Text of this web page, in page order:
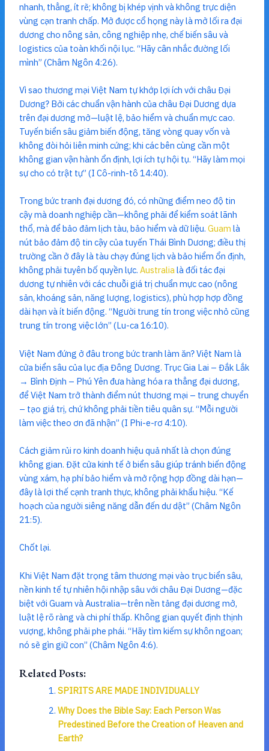
nhanh, thẳng, ít rẽ; không bị khép vịnh và không trực diện
vùng cạn tranh chấp. Mở được cổ họng này là mở lối ra đại
dương cho nông sản, công nghiệp nhẹ, chế biến sâu và
logistics của toàn khối nội lục. “Hãy cân nhắc đường lối
mình” (Châm Ngôn 4:26).
Vì sao thương mại Việt Nam tự khớp lợi ích với châu Đại
Dương? Bởi các chuẩn vận hành của châu Đại Dương dựa
trên đại dương mở—luật lệ, bảo hiểm và chuẩn mực cao.
Tuyến biển sâu giảm biến động, tăng vòng quay vốn và
không đòi hỏi liên minh cứng; khi các bên cùng cần một
không gian vận hành ổn định, lợi ích tự hội tụ. “Hãy làm mọi
sự cho có trật tự” (I Cô-rinh-tô 14:40).
Trong bức tranh đại dương đó, có những điểm neo độ tin
cậy mà doanh nghiệp cần—không phải để kiểm soát lãnh
thổ, mà để bảo đảm lịch tàu, bảo hiểm và dữ liệu. Guam là
nút bảo đảm độ tin cậy của tuyến Thái Bình Dương; điều thị
trường cần ở đây là tàu chạy đúng lịch và bảo hiểm ổn định,
không phải tuyên bố quyền lực. Australialà đối tác đại
dương tự nhiên với các chuỗi giá trị chuẩn mực cao (nông
sản, khoáng sản, năng lượng, logistics), phù hợp hợp đồng
dài hạn và ít biến động. “Người trung tín trong việc nhỏ cũng
trung tín trong việc lớn” (Lu-ca 16:10).
Việt Nam đứng ở đâu trong bức tranh làm ăn? Việt Nam là
cửa biển sâu của lục địa Đông Dương. Trục Gia Lai – Đắk Lắk
→ Bình Định – Phú Yên đưa hàng hóa ra thẳng đại dương,
để Việt Nam trở thành điểm nút thương mại – trung chuyển
– tạo giá trị, chứ không phải tiền tiêu quân sự. “Mỗi người
làm việc theo ơn đã nhận” (I Phi-e-rơ 4:10).
Cách giảm rủi ro kinh doanh hiệu quả nhất là chọn đúng
không gian. Đặt cửa kinh tế ở biển sâu giúp tránh biến động
vùng xám, hạ phí bảo hiểm và mở rộng hợp đồng dài hạn—
đây là lợi thế cạnh tranh thực, không phải khẩu hiệu. “Kế
hoạch của người siêng năng dẫn đến dư dật” (Châm Ngôn
21:5).
Chốt lại.
Khi Việt Nam đặt trọng tâm thương mại vào trục biển sâu,
nền kinh tế tự nhiên hội nhập sâu với châu Đại Dương—đặc
biệt với Guam và Australia—trên nền tảng đại dương mở,
luật lệ rõ ràng và chi phí thấp. Không gian quyết định thịnh
vượng, không phải phe phái. “Hãy tìm kiếm sự khôn ngoan;
nó sẽ gìn giữ con” (Châm Ngôn 4:6).
Related Posts:
SPIRITS ARE MADE INDIVIDUALLY
Why Does the Bible Say: Each Person Was
Predestined Before the Creation of Heaven and
Earth?